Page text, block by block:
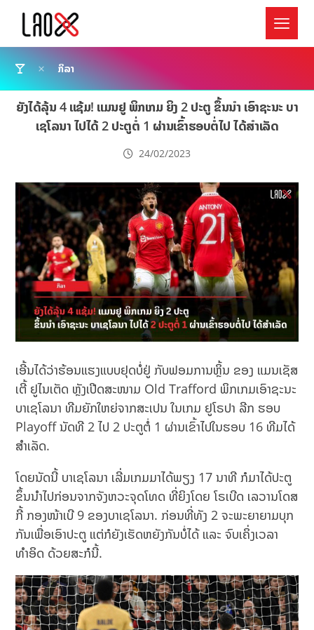
ກິລາ
ຍັງໄດ້ລຸ້ນ 4 ແຊ້ມ! ແມນຢູ ພິກເກມ ຍິງ 2 ປະຕູ ຂຶ້ນນຳ ເອົາຊະນະ ບາ
ເຊໂລນາ ໄປໄດ້ 2 ປະຕູຕໍ່ 1 ຜ່ານເຂົ້າຮອບຕໍ່ໄປ ໄດ້ສຳເລັດ
24/02/2023
ເອີ້ນໄດ້ວ່າຮ້ອນແຮງແບບຢຸດບໍ່ຢູ່ ກັບຟອມການຫຼິ້ນ ຂອງ ແມນເຊັສ
ເຕີ້ ຢູໄນເຕັດ ຫຼັງເປີດສະໜາມ Old Trafford ພິກເກມເອົາຊະນະ
ບາເຊໂລນາ ທີມຍັກໃຫຍ່ຈາກສະເປນ ໃນເກມ ຢູໂຣປາ ລີກ ຮອບ
Playoff ນັດທີ 2 ໄປ 2 ປະຕູຕໍ່ 1 ຜ່ານເຂົ້າໄປໃນຮອບ 16 ທີມໄດ້
ສຳເລັດ.
ໂດຍນັດນີ້ ບາເຊໂລນາ ເລີ່ມເກມມາໄດ້ພຽງ 17 ນາທີ ກໍມາໄດ້ປະຕູ
ຂຶ້ນນຳໄປກ່ອນຈາກຈັງຫວະຈຸດໂທດ ທີ່ຍິງໂດຍ ໂຣເບີດ ເລວານໂດສ
ກີ້ ກອງໜ້າເບີ 9 ຂອງບາເຊໂລນາ. ກ່ອນທີ່ທັງ 2 ຈະພະຍາຍາມບຸກ
ກັນເພື່ອເອົາປະຕູ ແຕ່ກໍຍັງເຮັດຫຍັງກັນບໍ່ໄດ້ ແລະ ຈົບເຄິ່ງເວລາ
ທຳອິດ ດ້ວຍສະກໍນີ້.